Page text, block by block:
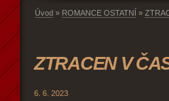
Úvod » ROMANCE OSTATNÍ »
ZTRACEN V
6. 6. 2023